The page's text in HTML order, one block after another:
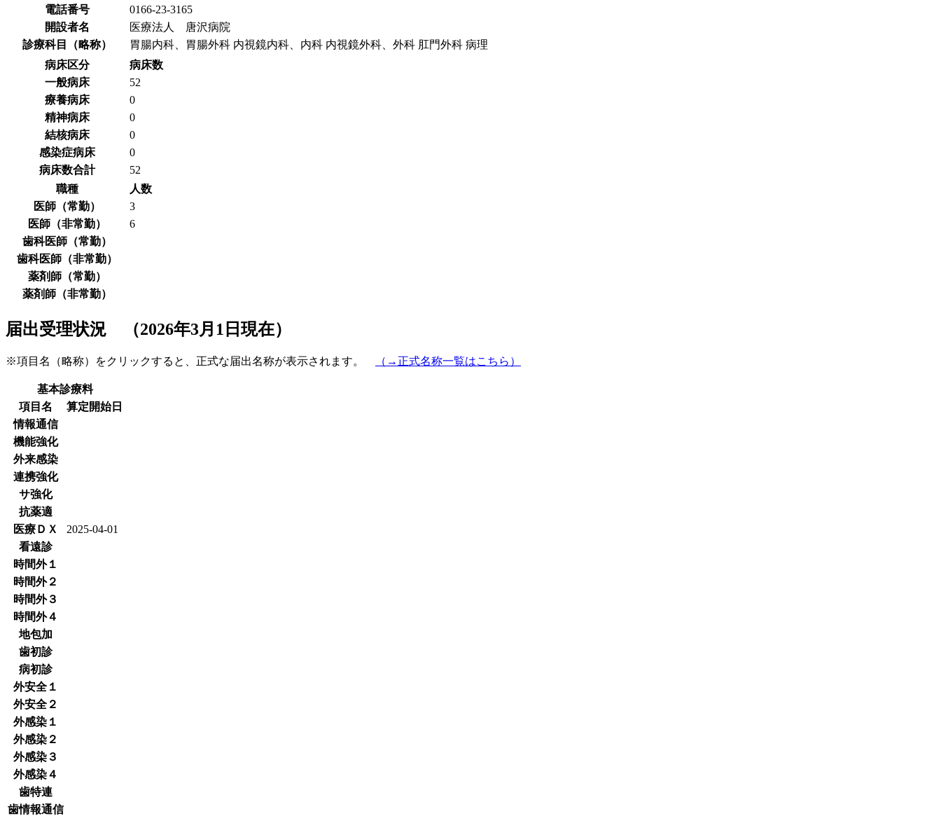
電話番号
0166-23-3165
開設者名
医療法人 唐沢病院
診療科目（略称）
胃腸内科、胃腸外科 内視鏡内科、内科 内視鏡外科、外科 肛門外科 病理
病床区分
病床数
一般病床
52
療養病床
0
精神病床
0
結核病床
0
感染症病床
0
病床数合計
52
職種
人数
医師（常勤）
3
医師（非常勤）
6
歯科医師（常勤）
歯科医師（非常勤）
薬剤師（常勤）
薬剤師（非常勤）
届出受理状況 （2026年3月1日現在）
※項目名（略称）をクリックすると、正式な届出名称が表示されます。 （→正式名称一覧はこちら）
基本診療料
項目名
算定開始日
情報通信
機能強化
外来感染
連携強化
サ強化
抗薬適
医療ＤＸ
2025-04-01
看遠診
時間外１
時間外２
時間外３
時間外４
地包加
歯初診
病初診
外安全１
外安全２
外感染１
外感染２
外感染３
外感染４
歯特連
歯情報通信